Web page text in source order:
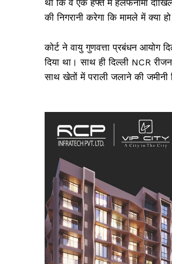
था कि वे एक हफ्ते में हलफनामा
की निगरानी करेगा कि मामले में क्या
कोर्ट ने वायु गुणवत्ता प्रबंधन आयोग
दिया था। साथ ही दिल्ली NCR
साथ खेतों में पराली जलाने की